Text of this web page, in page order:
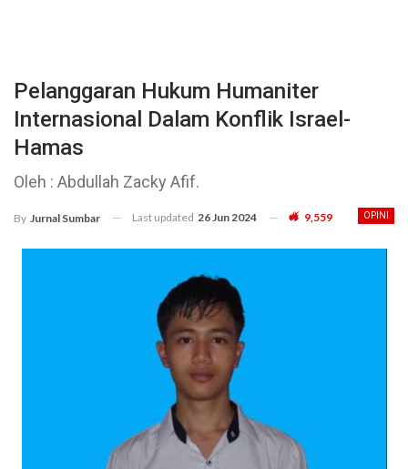
Pelanggaran Hukum Humaniter
Internasional Dalam Konflik Israel-
Hamas
Oleh : Abdullah Zacky Afif.
OPINI
By Jurnal Sumbar Last updated 26 Jun 2024 9,559